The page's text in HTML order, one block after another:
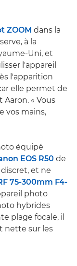
ZOOM dans la
à la
Uni, et
l'appareil
l'apparition
elle permet de
« Vous
vos mains,
équipé
EOS R50 de
et ne
75-300mm F4-
photo
hybrides
plage focale, il
nette sur les